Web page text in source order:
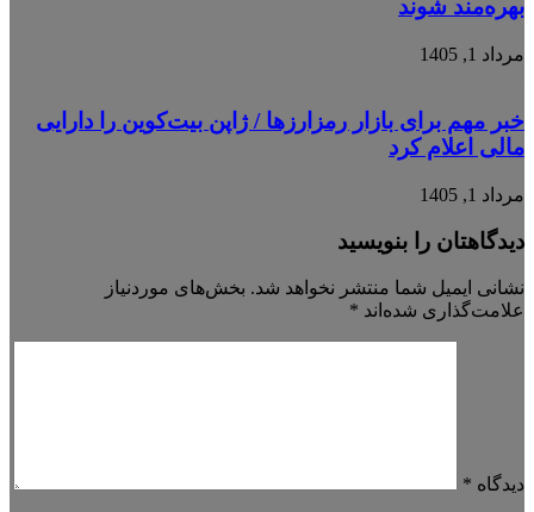
بهره‌مند شوند
مرداد 1, 1405
خبر مهم برای بازار رمزارزها / ژاپن بیت‌کوین را دارایی
مالی اعلام کرد
مرداد 1, 1405
دیدگاهتان را بنویسید
نشانی ایمیل شما منتشر نخواهد شد. بخش‌های موردنیاز
علامت‌گذاری شده‌اند *
دیدگاه *